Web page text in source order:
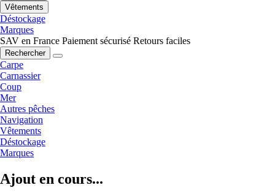
Vêtements
Déstockage
Marques
SAV en France Paiement sécurisé Retours faciles
Rechercher
Carpe
Carnassier
Coup
Mer
Autres pêches
Navigation
Vêtements
Déstockage
Marques
Ajout en cours...